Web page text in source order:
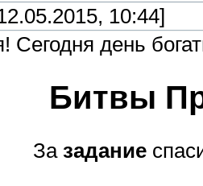
10:44]
Сегодня день
Битвы
За задание